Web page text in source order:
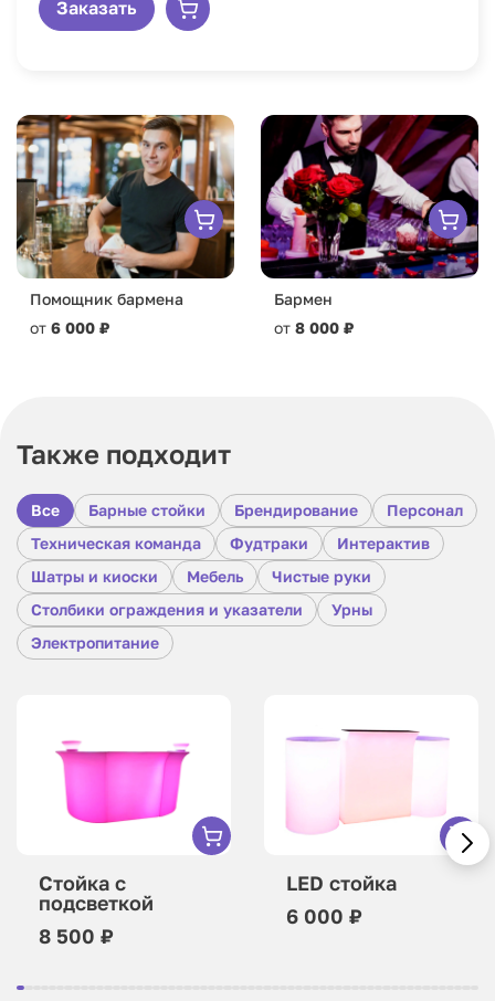
Заказать
Помощник бармена
от 6 000 ₽
Бармен
от 8 000 ₽
Также подходит
Все Барные стойки Брендирование
Персонал
Техническая команда
Фудтраки
Интерактив
Шатры и киоски
Мебель
Чистые руки
Столбики ограждения и указатели
Урны
Электропитание
Стойка с
подсветкой
8 500 ₽
LED стойка
6 000 ₽